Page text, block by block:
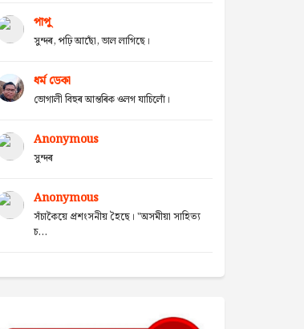
পাপু
সুন্দৰ, পঢ়ি আছোঁ, ভাল লাগিছে।
ধৰ্ম ডেকা
ভোগালী বিহুৰ আন্তৰিক ওলগ যাচিলোঁ।
Anonymous
সুন্দৰ
Anonymous
সঁচাকৈয়ে প্ৰশংসনীয় হৈছে। "অসমীয়া সাহিত্য
চ...